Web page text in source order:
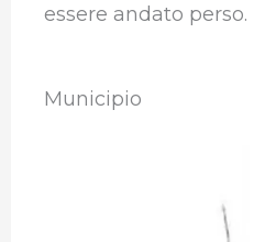
essere andato perso.
Municipio